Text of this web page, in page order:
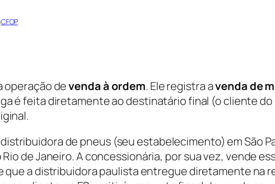
CFOP
operação devenda à ordem. Ele registra avenda de
é feita diretamente ao destinatário final (o cliente
de pneus (seu estabelecimento) em São
de Janeiro. A concessionária, por sua vez, vende
que a distribuidora paulista entregue diretamente na